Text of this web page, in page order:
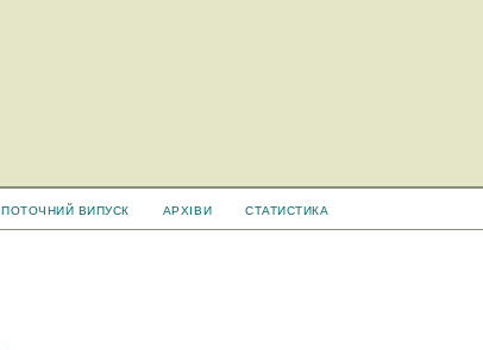
ПОТОЧНИЙ ВИПУСК АРХІВИ СТАТИСТИКА